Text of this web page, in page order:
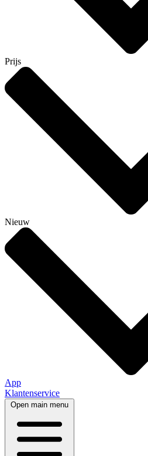
Prijs
Nieuw
App
Klantenservice
Open main menu